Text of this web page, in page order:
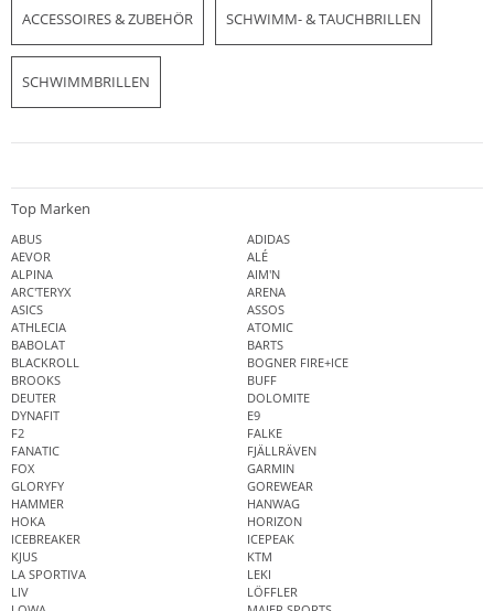
ACCESSOIRES & ZUBEHÖR SCHWIMM- & TAUCHBRILLEN
SCHWIMMBRILLEN
Top Marken
ABUS
ADIDAS
AEVOR
ALÉ
ALPINA
AIM'N
ARC'TERYX
ARENA
ASICS
ASSOS
ATHLECIA
ATOMIC
BABOLAT
BARTS
BLACKROLL
BOGNER FIRE+ICE
BROOKS
BUFF
DEUTER
DOLOMITE
DYNAFIT
E9
F2
FALKE
FANATIC
FJÄLLRÄVEN
FOX
GARMIN
GLORYFY
GOREWEAR
HAMMER
HANWAG
HOKA
HORIZON
ICEBREAKER
ICEPEAK
KJUS
KTM
LA SPORTIVA
LEKI
LIV
LÖFFLER